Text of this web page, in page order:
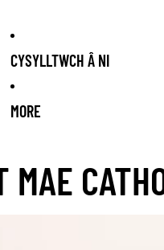
CYSYLLTWCH Â NI
MORE
MAE